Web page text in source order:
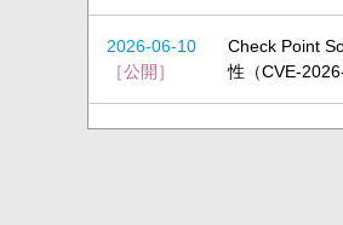
2026-06-10
［公開］
Check Point
性（CVE-